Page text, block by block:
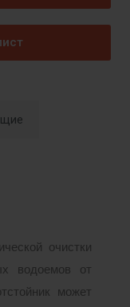
очистки
водоемов от
может